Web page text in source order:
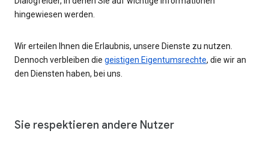
hingewiesen werden.
Wir erteilen Ihnen die Erlaubnis, unsere Dienste zu nutzen.
Dennoch verbleiben die geistigen Eigentumsrechte, die wir an
den Diensten haben, bei uns.
Sie respektieren andere Nutzer